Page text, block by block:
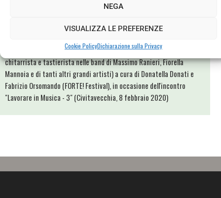
NEGA
VISUALIZZA LE PREFERENZE
Cookie PolicyDichiarazione sulla Privacy
Lavorare in Musica #3: Max Rosati e Flavio Mazzocchi
Intervista a Max Rosati e Flavio Mazzocchi (rispettivamente
chitarrista e tastierista nelle band di Massimo Ranieri, Fiorella
Mannoia e di tanti altri grandi artisti) a cura di Donatella Donati e
Fabrizio Orsomando (FORTE! Festival), in occasione dell'incontro
"Lavorare in Musica - 3" (Civitavecchia, 8 febbraio 2020)